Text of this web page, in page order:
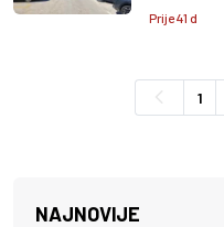
Prije 41 d
1
NAJNOVIJE